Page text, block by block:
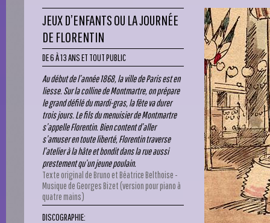
JEUX D’ENFANTS OU LA JOURNÉE
DE FLORENTIN
DE 6 À 13 ANS ET TOUT PUBLIC
Au début de l’année 1868, la ville de Paris est en
liesse. Sur la colline de Montmartre, on prépare
le grand défilé du mardi-gras, la fête va durer
trois jours. Le fils du menuisier de Montmartre
s’appelle Florentin. Bien content d’aller
s’amuser en toute liberté, Florentin traverse
l’atelier à la hâte et bondit dans la rue aussi
prestement qu’un jeune poulain.
Texte original de Bruno et Béatrice Belthoise -
Musique de Georges Bizet (version pour piano à
quatre mains)
DISCOGRAPHIE: